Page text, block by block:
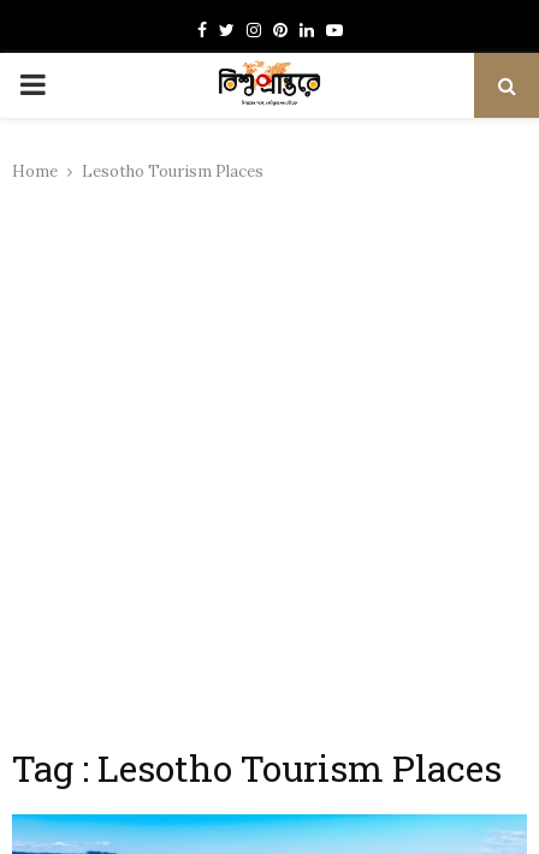
Facebook
TwitterInstagram
Pinterest
LinkedinYoutube
PRIMARY
Home Lesotho Tourism Places
Tag : Lesotho Tourism Places